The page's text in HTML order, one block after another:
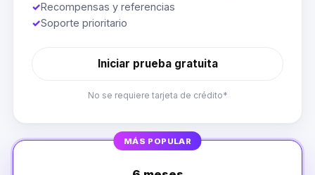
✓Recompensas y referencias
✓Soporte prioritario
Iniciar prueba gratuita
No se requiere tarjeta de crédito*
MÁS POPULAR